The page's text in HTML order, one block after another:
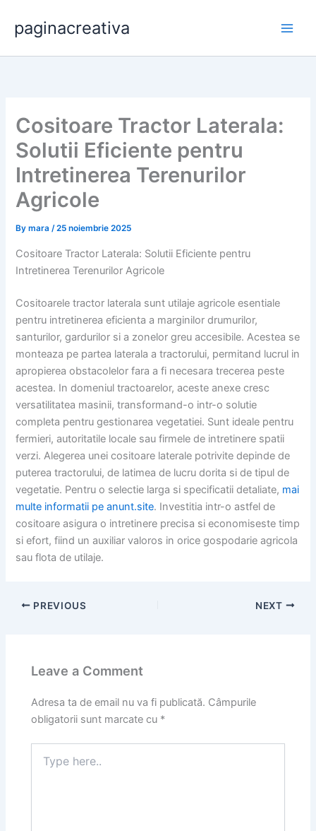
content
paginacreativa
Cositoare Tractor Laterala:
Solutii Eficiente pentru
Intretinerea Terenurilor
Agricole
Bymara/25 noiembrie 2025
Cositoare Tractor Laterala: Solutii Eficiente pentru
Intretinerea Terenurilor Agricole
Cositoarele tractor laterala sunt utilaje agricole esentiale
pentru intretinerea eficienta a marginilor drumurilor,
santurilor, gardurilor si a zonelor greu accesibile. Acestea se
monteaza pe partea laterala a tractorului, permitand lucrul in
apropierea obstacolelor fara a fi necesara trecerea peste
acestea. In domeniul tractoarelor, aceste anexe cresc
versatilitatea masinii, transformand-o intr-o solutie
completa pentru gestionarea vegetatiei. Sunt ideale pentru
fermieri, autoritatile locale sau firmele de intretinere spatii
verzi. Alegerea unei cositoare laterale potrivite depinde de
puterea tractorului, de latimea de lucru dorita si de tipul de
vegetatie. Pentru o selectie larga si specificatii detaliate, mai
multe informatii pe anunt.site. Investitia intr-o astfel de
cositoare asigura o intretinere precisa si economiseste timp
si efort, fiind un auxiliar valoros in orice gospodarie agricola
sau flota de utilaje.
PREVIOUS NEXT
Leave a Comment
Adresa ta de email nu va fi publicată. Câmpurile
obligatorii sunt marcate cu *
here..